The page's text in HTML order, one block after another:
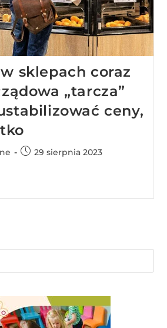
sklepach coraz
„tarcza”
ceny,
29 sierpnia 2023